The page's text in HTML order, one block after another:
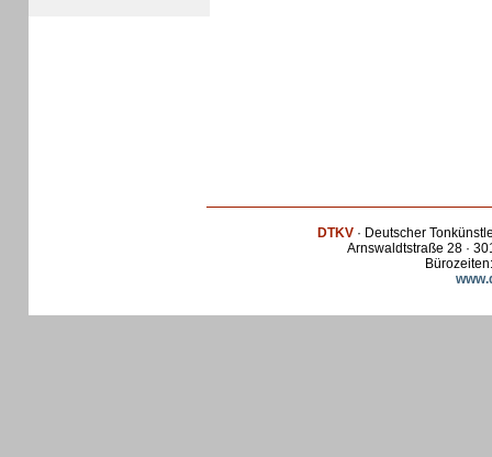
DTKV· Deutscher
Arnswaldtstraße 28 ·